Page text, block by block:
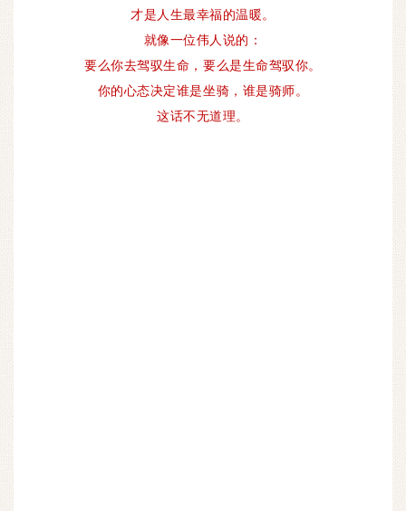
才是人生最幸福的温暖。
就像一位伟人说的：
要么你去驾驭生命，要么是生命驾驭你。
你的心态决定谁是坐骑，谁是骑师。
这话不无道理。